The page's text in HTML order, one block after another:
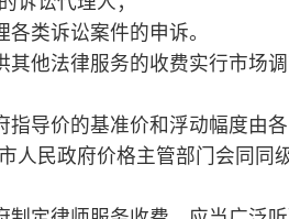
节的律师服务收费，由律师
。
；
程度；
力；
风险和责任；